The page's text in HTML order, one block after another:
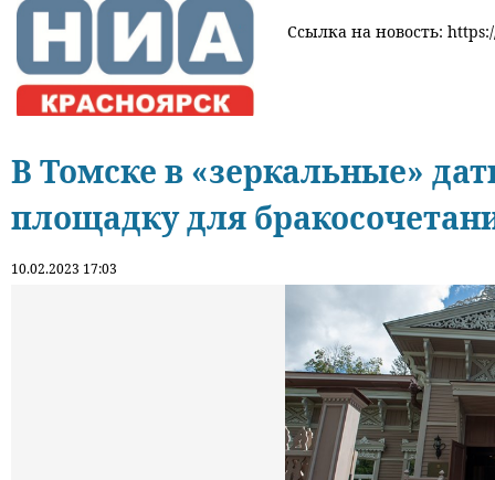
Ссылка на новость:
В Томске в «зеркальные»
площадку для
10.02.2023 17:03